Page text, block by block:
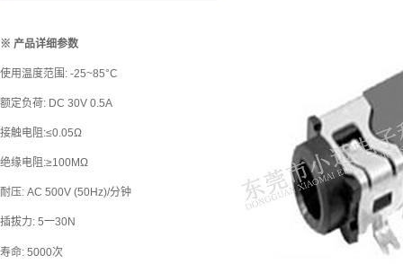
※ 产品详细参数
使用温度范围: -25~85°C
额定负荷: DC 30V 0.5A
接触电阻:≤0.05Ω
绝缘电阻:≥100MΩ
耐压: AC 500V (50Hz)/分钟
插拔力: 5一30N
寿命: 5000次